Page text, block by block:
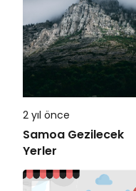
2 yıl önce
Samoa Gezilecek
Yerler